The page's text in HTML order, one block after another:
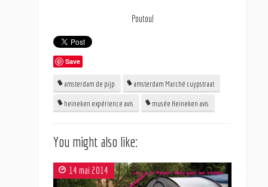
Poutou!
Save
amsterdam de pijp amsterdam Marché cuypstraat
heineken expérience avis musée Heineken avis
You might also like:
14 mai 2014